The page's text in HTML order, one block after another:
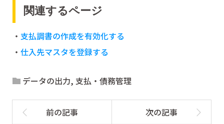
関連するページ
・ 支払調書の作成を有効化する
・ 仕入先マスタを登録する
データの出力, 支払・債務管理